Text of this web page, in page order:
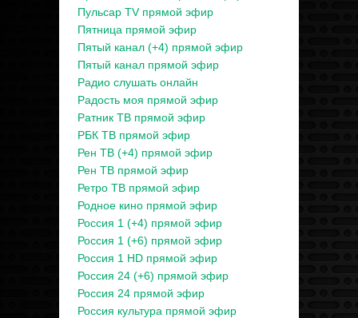
Пульсар TV прямой эфир
Пятница прямой эфир
Пятый канал (+4) прямой эфир
Пятый канал прямой эфир
Радио слушать онлайн
Радость моя прямой эфир
Ратник ТВ прямой эфир
РБК ТВ прямой эфир
Рен ТВ (+4) прямой эфир
Рен ТВ прямой эфир
Ретро ТВ прямой эфир
Родное кино прямой эфир
Россия 1 (+4) прямой эфир
Россия 1 (+6) прямой эфир
Россия 1 HD прямой эфир
Россия 24 (+6) прямой эфир
Россия 24 прямой эфир
Россия культура прямой эфир